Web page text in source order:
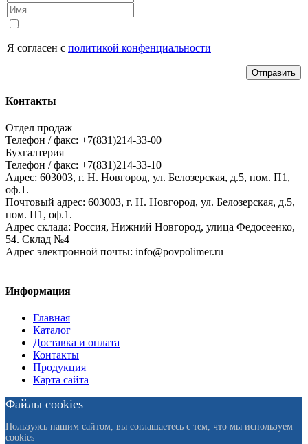
Я согласен с политикой конфенциальности
Отправить
Контакты
Отдел продаж
Телефон / факс: +7(831)214-33-00
Бухгалтерия
Телефон / факс: +7(831)214-33-10
Адрес: 603003, г. Н. Новгород, ул. Белозерская, д.5, пом. П1,
оф.1.
Почтовый адрес: 603003, г. Н. Новгород, ул. Белозерская, д.5,
пом. П1, оф.1.
Адрес склада: Россия, Нижний Новгород, улица Федосеенко,
54. Склад №4
Адрес электронной почты: info@povpolimer.ru
Информация
Главная
Каталог
Доставка и оплата
Контакты
Продукция
Карта сайта
Файлы cookies
Пользуясь нашим сайтом, вы соглашаетесь с тем, что мы используем
cookies